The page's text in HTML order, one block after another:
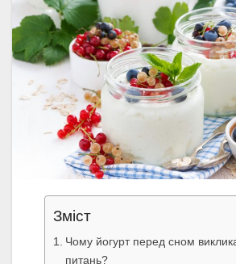
Зміст
Чому йогурт перед сном
питань?